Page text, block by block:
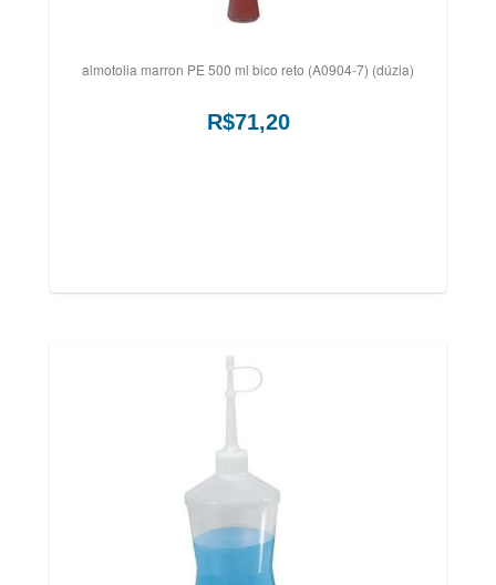
almotolia marron PE 500 ml bico reto (A0904-7) (dúzia)
R$71,20